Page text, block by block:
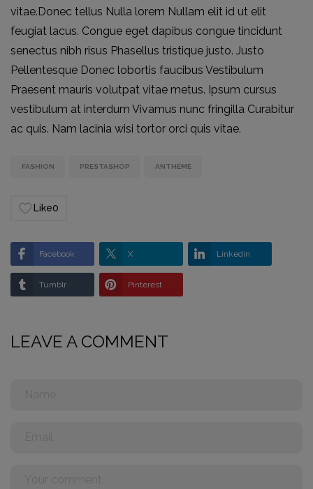
vitae.Donec tellus Nulla lorem Nullam elit id ut elit
feugiat lacus. Congue eget dapibus congue tincidunt
senectus nibh risus Phasellus tristique justo. Justo
Pellentesque Donec lobortis faucibus Vestibulum
Praesent mauris volutpat vitae metus. Ipsum cursus
vestibulum at interdum Vivamus nunc fringilla Curabitur
ac quis. Nam lacinia wisi tortor orci quis vitae.
FASHION PRESTASHOP ANTHEME
Like0
Facebook X Linkedin
Tumblr Pinterest
LEAVE A COMMENT